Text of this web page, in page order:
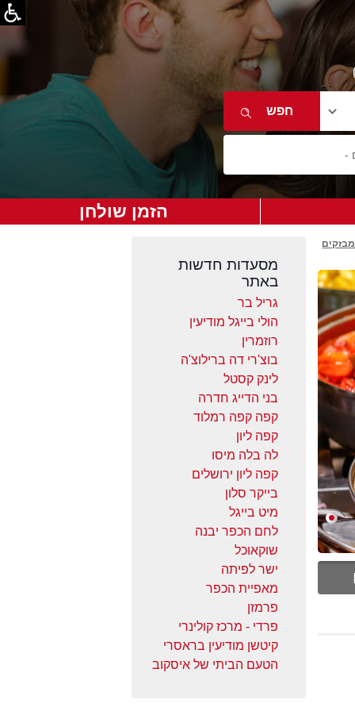
הזמן שולחן
מסעדות חדשות
באתר
גריל בר
הולי בייגל מודיעין
רוזמרין
בוצ'רי דה ברילוצ'ה
לינק קסטל
בני הדייג חדרה
קפה קפה רמלוד
קפה ליון
לה בלה מיסו
קפה ליון ירושלים
בייקר סלון
מיט בייגל
לחם הכפר יבנה
שוקאוכל
ישר לפיתה
מאפיית הכפר
פרמזן
פרדי - מרכז קולינרי
קיטשן מודיעין בראסרי
הטעם הביתי של איסקוב